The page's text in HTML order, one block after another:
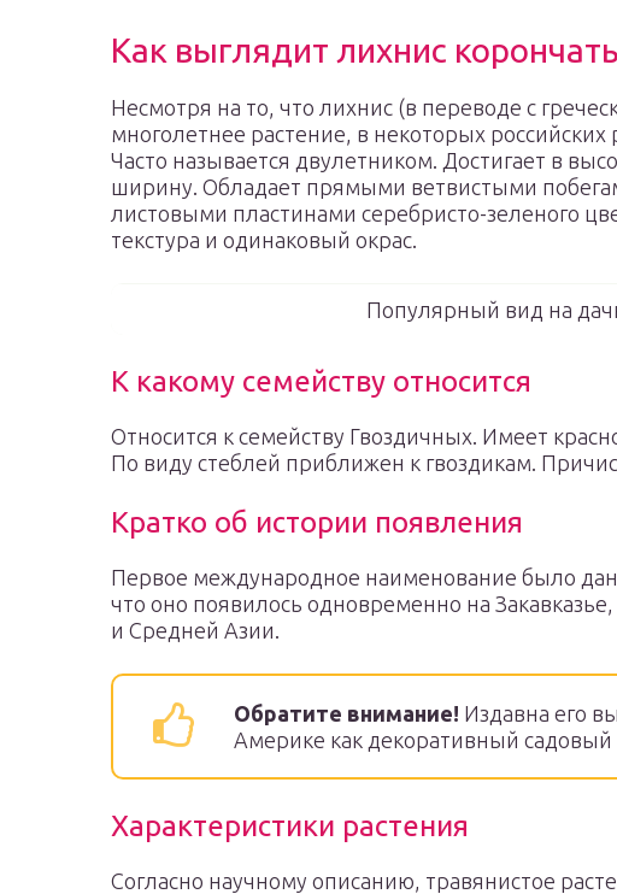
Как выглядит лихнис
Несмотря на то, что лихнис (в переводе с
многолетнее растение, в некоторых российских
Часто называется двулетником. Достигает в
ширину. Обладает прямыми ветвистыми
листовыми пластинами серебристо-зеленого
текстура и одинаковый окрас.
Популярный вид на
К какому семейству относится
Относится к семейству Гвоздичных. Имеет
По виду стеблей приближен к гвоздикам.
Кратко об истории появления
Первое международное наименование было
что оно появилось одновременно на
и Средней Азии.
Обратите внимание! Издавна его
Америке как декоративный садовый
Характеристики растения
Согласно научному описанию, травянистое